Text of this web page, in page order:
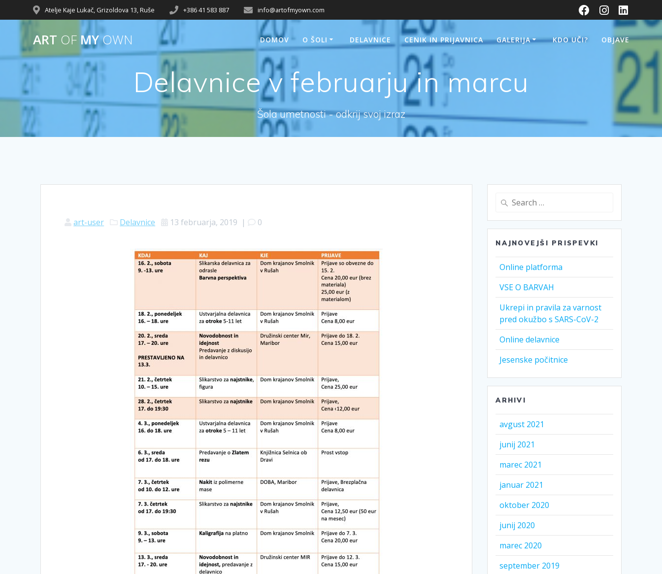
Atelje Kaje Lukač, Grizoldova 13, Ruše +386 41 583 887 info@artofmyown.com
ART OF MYOWN DOMOV O ŠOLI DELAVNICE CENIK IN PRIJAVNICA GALERIJA KDO UČI? OBJAVE
Delavnice v februarju in marcu
Šola umetnosti - odkrij svoj izraz
art-user Delavnice 13 februarja, 2019 | 0
NAJNOVEJŠI PRISPEVKI
Online platforma
VSE O BARVAH
Ukrepi in pravila za varnost
pred okužbo s SARS-CoV-2
Online delavnice
Jesenske počitnice
ARHIVI
avgust 2021
junij 2021
marec 2021
januar 2021
oktober 2020
junij 2020
marec 2020
september 2019